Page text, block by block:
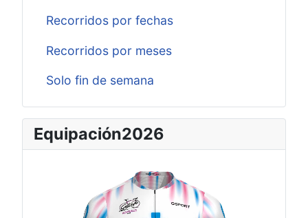
Recorridos por fechas
Recorridos por meses
Solo fin de semana
Equipación2026